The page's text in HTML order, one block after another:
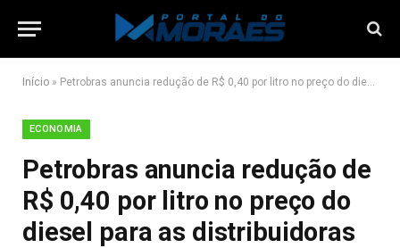
Início » Petrobras anuncia redução de R$ 0,40 por litro no preço do diesel para as distribuidoras
ECONOMIA
Petrobras anuncia redução de
R$ 0,40 por litro no preço do
diesel para as distribuidoras